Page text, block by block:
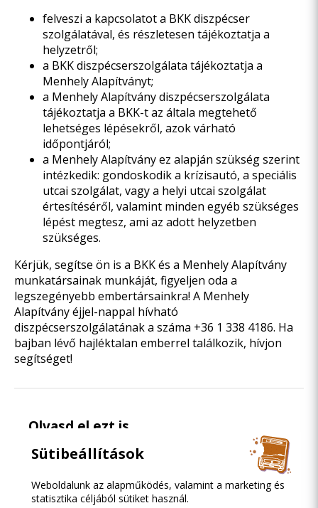
felveszi a kapcsolatot a BKK diszpécser
szolgálatával, és részletesen tájékoztatja a
helyzetről;
a BKK diszpécserszolgálata tájékoztatja a
Menhely Alapítványt;
a Menhely Alapítvány diszpécserszolgálata
tájékoztatja a BKK-t az általa megtehető
lehetséges lépésekről, azok várható
időpontjáról;
a Menhely Alapítvány ez alapján szükség szerint
intézkedik: gondoskodik a krízisautó, a speciális
utcai szolgálat, vagy a helyi utcai szolgálat
értesítéséről, valamint minden egyéb szükséges
lépést megtesz, ami az adott helyzetben
szükséges.
Kérjük, segítse ön is a BKK és a Menhely Alapítvány
munkatársainak munkáját, figyeljen oda a
legszegényebb embertársainkra! A Menhely
Alapítvány éjjel-nappal hívható
diszpécserszolgálatánaka száma +36 1 338 4186. Ha
bajban lévő hajléktalan emberrel találkozik, hívjon
segítséget!
Olvasd el ezt is
Sütibeállítások
Weboldalunk az alapműködés, valamint a marketing és
statisztika céljából sütiket használ.